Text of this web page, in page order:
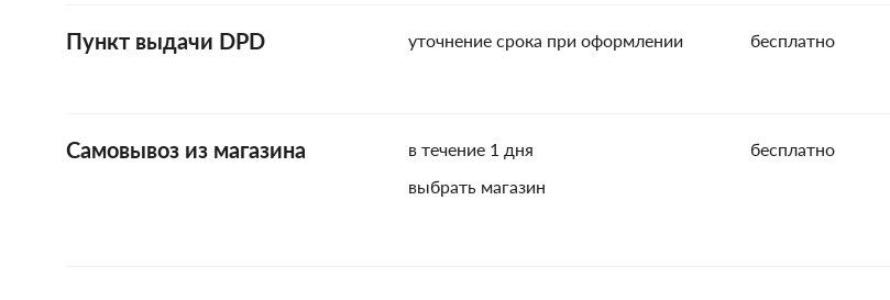
Пункт выдачи DPD уточнение срока при оформлении бесплатно
Самовывоз из магазина
в течение 1 дня
выбрать магазин
бесплатно